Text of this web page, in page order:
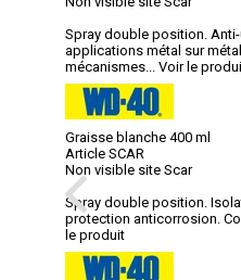
Spray double position.
applications métal sur
mécanismes...
Voir le
Graisse blanche 400 ml
Article SCAR
Non visible site Scar
Spray double position.
protection anticorrosion.
le produit